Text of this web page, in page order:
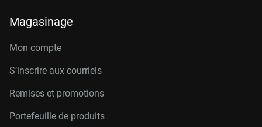
Magasinage
Mon compte
S’inscrire aux courriels
Remises et promotions
Portefeuille de produits